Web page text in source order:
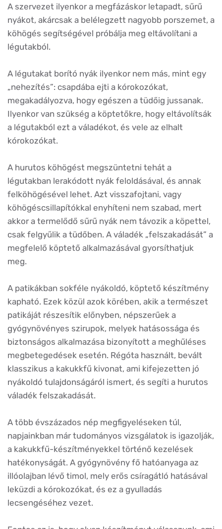
A szervezet ilyenkor a megfázáskor letapadt, sűrű
nyákot, akárcsak a belélegzett nagyobb porszemet, a
köhögés segítségével próbálja meg eltávolítani a
légutakból.
A légutakat borító nyák ilyenkor nem más, mint egy
„nehezítés”: csapdába ejti a kórokozókat,
megakadályozva, hogy egészen a tüdőig jussanak.
Ilyenkor van szükség a köptetőkre, hogy eltávolítsák
a légutakból ezt a váladékot, és vele az elhalt
kórokozókat.
A hurutos köhögést megszüntetni tehát a
légutakban lerakódott nyák feloldásával, és annak
felköhögésével lehet. Azt visszafojtani, vagy
köhögéscsillapítókkal enyhíteni nem szabad, mert
akkor a termelődő sűrű nyák nem távozik a köpettel,
csak felgyűlik a tüdőben. A váladék „felszakadását” a
megfelelő köptető alkalmazásával gyorsíthatjuk
meg.
A patikákban sokféle nyákoldó, köptető készítmény
kapható. Ezek közül azok körében, akik a természet
patikáját részesítik előnyben, népszerűek a
gyógynövényes szirupok, melyek hatásossága és
biztonságos alkalmazása bizonyított a meghűléses
megbetegedések esetén. Régóta használt, bevált
klasszikus a kakukkfű kivonat, ami kifejezetten jó
nyákoldó tulajdonságáról ismert, és segíti a hurutos
váladék felszakadását.
A több évszázados nép megfigyeléseken túl,
napjainkban már tudományos vizsgálatok is igazolják,
a kakukkfű-készítményekkel történő kezelések
hatékonyságát. A gyógynövény fő hatóanyaga az
illóolajban lévő timol, mely erős csíragátló hatásával
leküzdi a kórokozókat, és ez a gyulladás
lecsengéséhez vezet.